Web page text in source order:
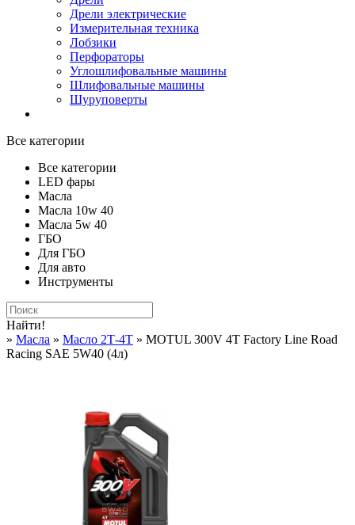
Дрели электрические
Измерительная техника
Лобзики
Перфораторы
Углошлифовальные машины
Шлифовальные машины
Шуруповерты
Все категории
Все категории
LED фары
Масла
Масла 10w 40
Масла 5w 40
ГБО
Для ГБО
Для авто
Инструменты
Найти!
» Масла » Масло 2Т-4Т » MOTUL 300V 4T Factory Line Road
Racing SAE 5W40 (4л)